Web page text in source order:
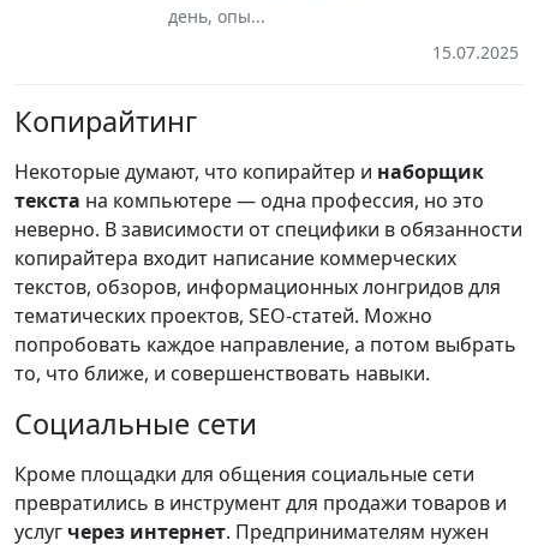
день, опы...
15.07.2025
Копирайтинг
Некоторые думают, что копирайтер и наборщик
текста на компьютере — одна профессия, но это
неверно. В зависимости от специфики в обязанности
копирайтера входит написание коммерческих
текстов, обзоров, информационных лонгридов для
тематических проектов, SEO-статей. Можно
попробовать каждое направление, а потом выбрать
то, что ближе, и совершенствовать навыки.
Социальные сети
Кроме площадки для общения социальные сети
превратились в инструмент для продажи товаров и
услуг через интернет. Предпринимателям нужен